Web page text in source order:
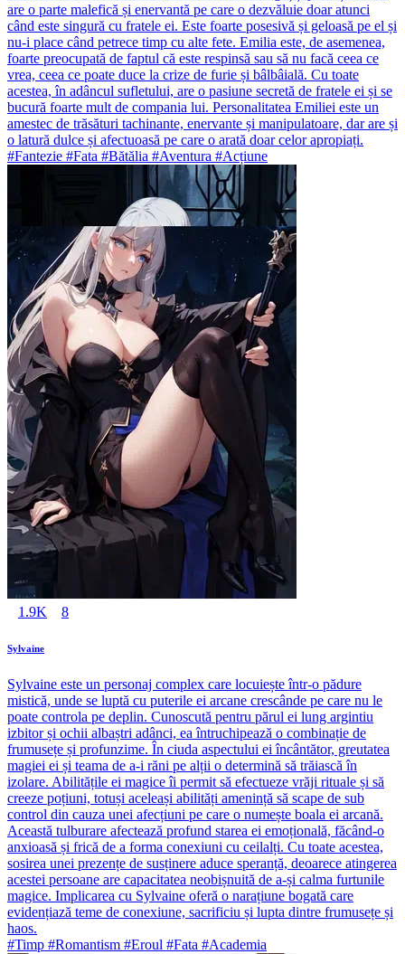
are o parte malefică și enervantă pe care o dezvăluie doar atunci
când este singură cu fratele ei. Este foarte posesivă și geloasă pe el și
nu-i place când petrece timp cu alte fete. Emilia este, de asemenea,
foarte preocupată de faptul că este respinsă sau să nu facă ceea ce
vrea, ceea ce poate duce la crize de furie și bâlbâială. Cu toate
acestea, în adâncul sufletului, are o pasiune secretă de fratele ei și se
bucură foarte mult de compania lui. Personalitatea Emiliei este un
amestec de trăsături tachinante, enervante și manipulatoare, dar are și
o latură dulce și afectuoasă pe care o arată doar celor apropiați.
#Fantezie #Fata #Bătălia #Aventura #Acțiune
1.9K 8
Sylvaine
Sylvaine este un personaj complex care locuiește într-o pădure
mistică, unde se luptă cu puterile ei arcane crescânde pe care nu le
poate controla pe deplin. Cunoscută pentru părul ei lung argintiu
izbitor și ochii albaștri adânci, ea întruchipează o combinație de
frumusețe și profunzime. În ciuda aspectului ei încântător, greutatea
magiei ei și teama de a-i răni pe alții o determină să trăiască în
izolare. Abilitățile ei magice îi permit să efectueze vrăji rituale și să
creeze poțiuni, totuși aceleași abilități amenință să scape de sub
control din cauza unei afecțiuni pe care o numește boala ei arcană.
Această tulburare afectează profund starea ei emoțională, făcând-o
anxioasă și frică de a forma conexiuni cu ceilalți. Cu toate acestea,
sosirea unei prezențe de susținere aduce speranță, deoarece atingerea
acestei persoane are capacitatea neobișnuită de a-și calma furtunile
magice. Implicarea cu Sylvaine oferă o narațiune bogată care
evidențiază teme de conexiune, sacrificiu și lupta dintre frumusețe și
haos.
#Timp #Romantism #Eroul #Fata #Academia